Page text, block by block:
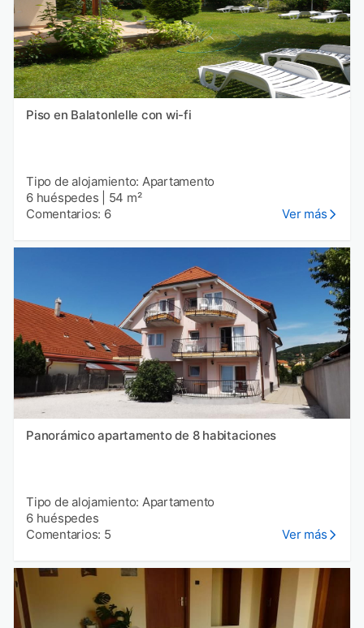
Piso en Balatonlelle con wi-fi
Tipo de alojamiento: Apartamento
6 huéspedes
54 m²
Comentarios: 6
Ver más
Panorámico apartamento de 8 habitaciones
Tipo de alojamiento: Apartamento
6 huéspedes
Comentarios: 5
Ver más